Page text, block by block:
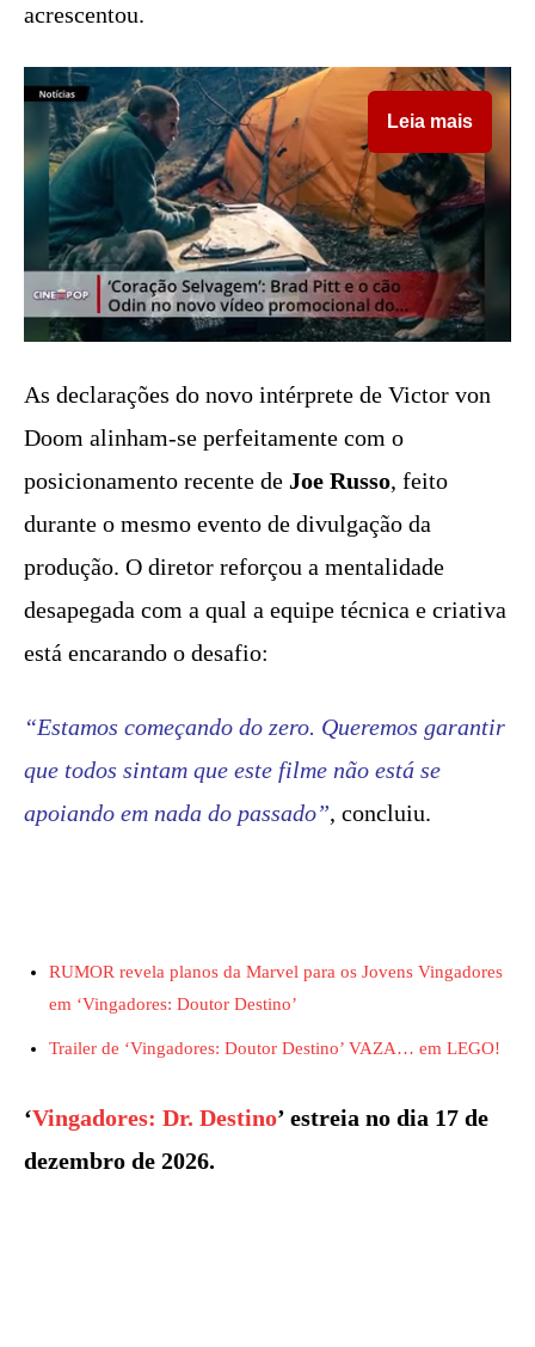
acrescentou.
Leia mais
As declarações do novo intérprete de Victor von
Doom alinham-se perfeitamente com o
posicionamento recente de Joe Russo, feito
durante o mesmo evento de divulgação da
produção. O diretor reforçou a mentalidade
desapegada com a qual a equipe técnica e criativa
está encarando o desafio:
“Estamos começando do zero. Queremos garantir
que todos sintam que este filme não está se
apoiando em nada do passado”, concluiu.
RUMOR revela planos da Marvel para os Jovens Vingadores
em ‘Vingadores: Doutor Destino’
Trailer de ‘Vingadores: Doutor Destino’ VAZA… em LEGO!
‘Vingadores: Dr. Destino’ estreia no dia 17 de
dezembro de 2026.